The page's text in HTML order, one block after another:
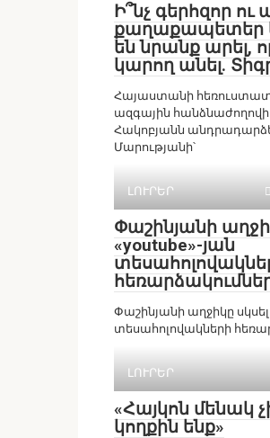
Ի՞նչ գերհզոր ու
քաղաքապետեր
են նրանք արել,
կարող անել.
Հայաստանի
ազգային
Հակոբյանն
Մարությանի՝
ԼՈՒՐԵՐ
Փաշինյանի
«youtube»-յան
Փաշինյանի աղջիկը սկսել
տեսահոլովակների
ԼՈՒՐԵՐ
«Հայկոն մենակ
կողքին ենք»